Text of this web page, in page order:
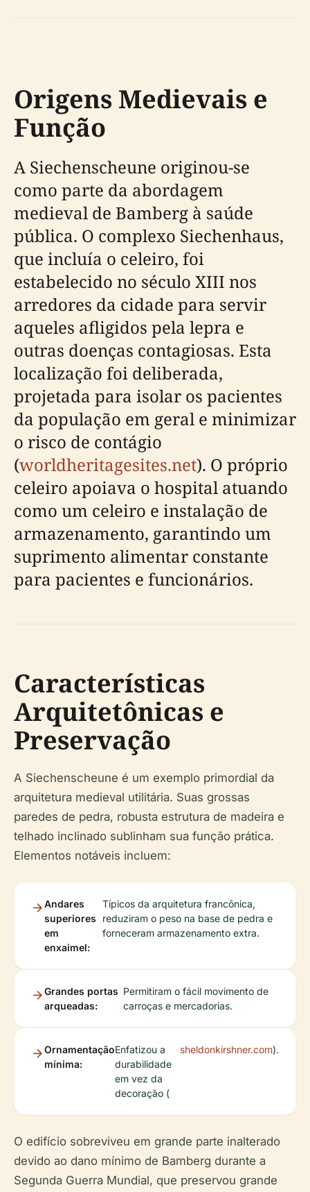
Origens Medievais e
Função
A Siechenscheune originou-se
como parte da abordagem
medieval de Bamberg à saúde
pública. O complexo Siechenhaus,
que incluía o celeiro, foi
estabelecido no século XIII nos
arredores da cidade para servir
aqueles afligidos pela lepra e
outras doenças contagiosas. Esta
localização foi deliberada,
projetada para isolar os pacientes
da população em geral e minimizar
o risco de contágio
(worldheritagesites.net). O próprio
celeiro apoiava o hospital atuando
como um celeiro e instalação de
armazenamento, garantindo um
suprimento alimentar constante
para pacientes e funcionários.
Características
Arquitetônicas e
Preservação
A Siechenscheune é um exemplo primordial da
arquitetura medieval utilitária. Suas grossas
paredes de pedra, robusta estrutura de madeira e
telhado inclinado sublinham sua função prática.
Elementos notáveis incluem:
Andares
superiores
em
enxaimel:
Típicos da arquitetura francônica,
reduziram o peso na base de pedra e
forneceram armazenamento extra.
Grandes portas
arqueadas:
Permitiram o fácil movimento de
carroças e mercadorias.
Ornamentação
mínima:
Enfatizou a
durabilidade
em vez da
decoração (
sheldonkirshner.com).
O edifício sobreviveu em grande parte inalterado
devido ao dano mínimo de Bamberg durante a
Segunda Guerra Mundial, que preservou grande